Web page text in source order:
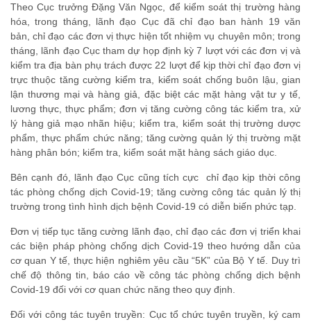
Theo Cục trưởng Đặng Văn Ngọc, để kiểm soát thị trường hàng
hóa, trong tháng, lãnh đạo Cục đã chỉ đạo ban hành 19 văn
bản, chỉ đạo các đơn vị thực hiện tốt nhiệm vụ chuyên môn; trong
tháng, lãnh đạo Cục tham dự họp định kỳ 7 lượt với các đơn vị và
kiểm tra địa bàn phụ trách được 22 lượt để kịp thời chỉ đạo đơn vị
trực thuộc tăng cường kiểm tra, kiểm soát chống buôn lậu, gian
lận thương mại và hàng giả, đặc biệt các mặt hàng vật tư y tế,
lương thực, thực phẩm; đơn vị tăng cường công tác kiểm tra, xử
lý hàng giả mạo nhãn hiệu; kiểm tra, kiểm soát thị trường dược
phẩm, thực phẩm chức năng; tăng cường quản lý thị trường mặt
hàng phân bón; kiểm tra, kiểm soát mặt hàng sách giáo dục.
Bên cạnh đó, lãnh đạo Cục cũng tích cực chỉ đạo kịp thời công
tác phòng chống dịch Covid-19; tăng cường công tác quản lý thị
trường trong tình hình dịch bệnh Covid-19 có diễn biến phức tạp.
Đơn vị tiếp tục tăng cường lãnh đạo, chỉ đạo các đơn vị triển khai
các biện pháp phòng chống dịch Covid-19 theo hướng dẫn của
cơ quan Y tế, thực hiện nghiêm yêu cầu “5K” của Bộ Y tế. Duy trì
chế độ thông tin, báo cáo về công tác phòng chống dịch bệnh
Covid-19 đối với cơ quan chức năng theo quy định.
Đối với công tác tuyên truyền: Cục tổ chức tuyên truyền, ký cam